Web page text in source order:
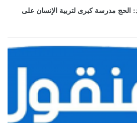
الحج مدرسة كبرى لتربية الإنسان على